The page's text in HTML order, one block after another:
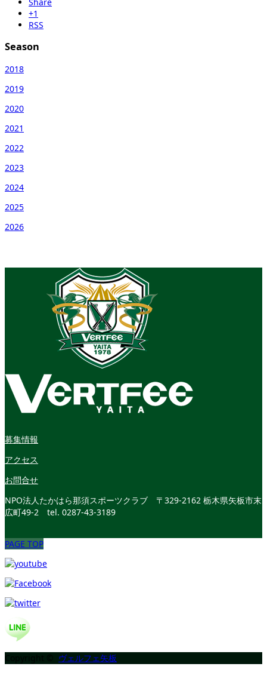
+1
RSS
Season
2018
2019
2020
2021
2022
2023
2024
2025
2026
募集情報
アクセス
お問合せ
NPO法人たかはら那須スポーツクラブ
〒329-2162 栃木県矢板市末
広町49-2
tel. 0287-43-3189
PAGE TOP
ヴェルフェ矢板